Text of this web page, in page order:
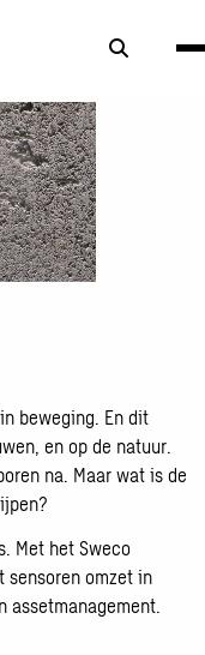
Zoek
beweging. En dit
en op de natuur.
na. Maar wat is de
Met het Sweco
sensoren omzet in
assetmanagement.